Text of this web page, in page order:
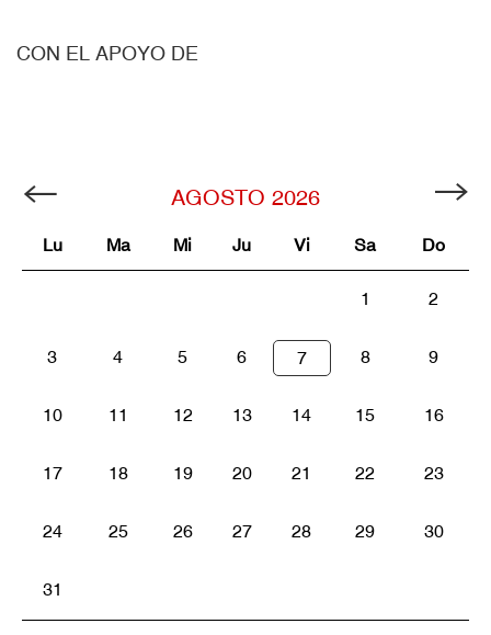
CON EL APOYO DE
AGOSTO 2026
Lu Ma Mi Ju Vi Sa Do
1 2
3 4 5 6 7 8 9
10 11 12 13 14 15 16
17 18 19 20 21 22 23
24 25 26 27 28 29 30
31